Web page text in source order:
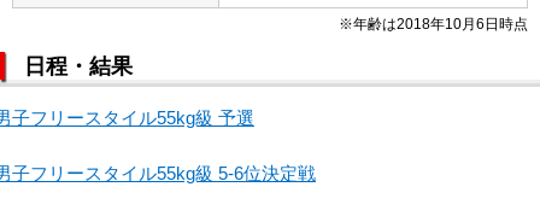
※年齢は2018年10月6日時点
日程・結果
子フリースタイル55kg級 予選
子フリースタイル55kg級 5-6位決定戦